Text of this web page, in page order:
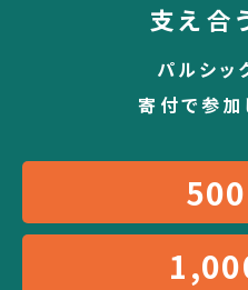
支え合
パルシッ
寄付で参加
500